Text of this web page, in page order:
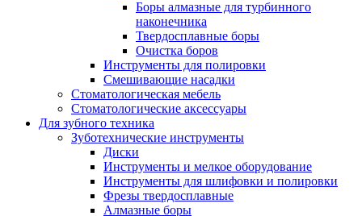
Боры алмазные для турбинного
наконечника
Твердосплавные боры
Очистка боров
Инструменты для полировки
Смешивающие насадки
Стоматологическая мебель
Стоматологические аксессуары
Для зубного техника
Зуботехнические инструменты
Диски
Инструменты и мелкое оборудование
Инструменты для шлифовки и полировки
Фрезы твердосплавные
Алмазные боры